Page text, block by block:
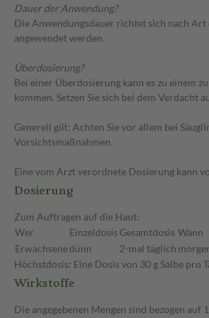
Dauer der Anwendung?
Die Anwendungsdauer richtet sich nach
angewendet werden.
Überdosierung?
Bei einer Überdosierung kann es zu einem
kommen. Setzen Sie sich bei dem Verdacht
Generell gilt: Achten Sie vor allem bei
Vorsichtsmaßnahmen.
Eine vom Arzt verordnete Dosierung kann
Dosierung
Zum Auftragen auf die Haut:
Wer
Einzeldosis Gesamtdosis Wann
Erwachsenedünn 2-mal täglich
Höchstdosis: Eine Dosis von 30 g Salbe
Wirkstoffe
Die angegebenen Mengen sind bezogen auf